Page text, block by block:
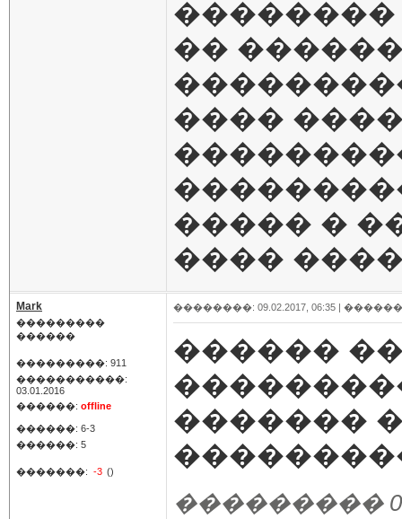
��������
��
����
����� �
����
Mark
���������
������
���������: 911
�����������:
03.01.2016
������: offline
������: 6-3
������: 5
�������: -3 ()
��������: 09.02.2017, 06:35 |
������
�������
���������